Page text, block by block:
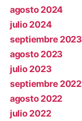
agosto 2024
julio 2024
septiembre 2023
agosto 2023
julio 2023
septiembre 2022
agosto 2022
julio 2022